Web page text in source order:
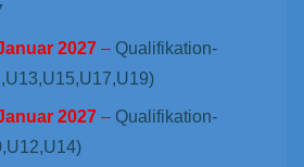
2027 – Qualifikation-
2027 – Qualifikation-